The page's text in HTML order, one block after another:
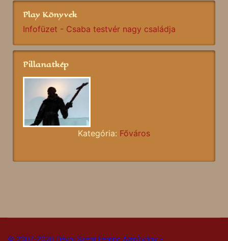
Play Könyvek
Infofüzet - Csaba testvér nagy családja
Pillanatkép
Kategória: Főváros
© 2007-2026 Dévai Szent Ferenc Alapítvány -